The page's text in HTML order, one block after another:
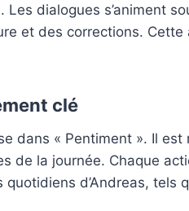
Les dialogues s’animent
et des corrections.
clé
dans « Pentiment ». Il
de la journée. Chaque
quotidiens d’Andreas, tels